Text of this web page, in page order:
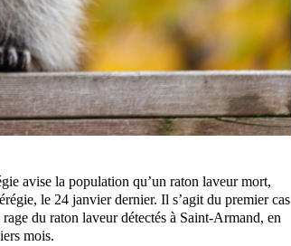
avise la population qu’un raton laveur mort,
le 24 janvier dernier. Il s’agit du premier cas
du raton laveur détectés à Saint-Armand, en
mois.